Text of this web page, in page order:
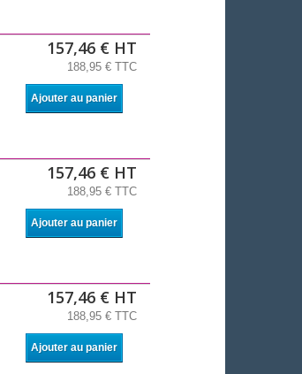
157,46 € HT
188,95 € TTC
Ajouter au panier
157,46 € HT
188,95 € TTC
Ajouter au panier
157,46 € HT
188,95 € TTC
Ajouter au panier